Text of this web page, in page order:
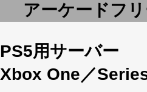
アーケードフ
PS5用サーバー
Xbox One／